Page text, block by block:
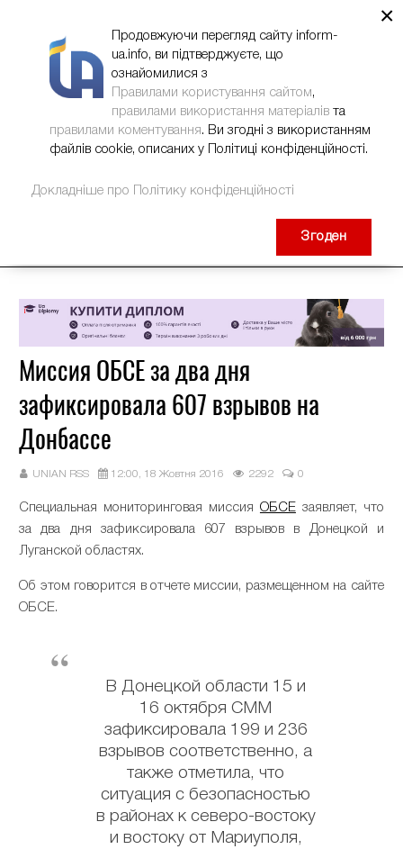
Миссия ОБСЕ за два дня
зафиксировала 607 взрывов на
Донбассе
UNIAN RSS 12:00, 18 Жовтня 2016 2292 0
Специальная мониторинговая миссия ОБСЕзаявляет, что
за два дня зафиксировала 607 взрывов в Донецкой и
Луганской областях.
Об этом говорится в отчете миссии, размещенном на сайте
ОБСЕ.
В Донецкой области 15 и
16 октября СММ
зафиксировала 199 и 236
взрывов соответственно, а
также отметила, что
ситуация с безопасностью
в районах к северо-востоку
и востоку от Мариуполя,
×
Продовжуючи перегляд сайту inform-
ua.info, ви підтверджуєте, що
ознайомилися з
Правилами користування сайтом,
правилами використання матеріалів та
правилами коментування. Ви згодні з використанням
файлів cookie, описаних у Політиці конфіденційності.
Докладніше про Політику конфіденційності
Згоден